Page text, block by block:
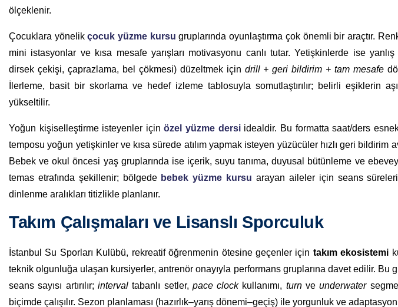
ölçeklenir.
Çocuklara yönelikçocuk yüzme kursu gruplarında oyunlaştırma çok önemli bir araçtır.
mini istasyonlar ve kısa mesafe yarışları motivasyonu canlı tutar. Yetişkinlerde ise yanlış
dirsek çekişi, çaprazlama, bel çökmesi) düzeltmek için drill + geri bildirim + tam mesafe
İlerleme, basit bir skorlama ve hedef izleme tablosuyla somutlaştırılır; belirli eşiklerin
yükseltilir.
Yoğun kişiselleştirme isteyenler içinözel yüzme dersiidealdir. Bu formatta saat/ders
temposu yoğun yetişkinler ve kısa sürede atılım yapmak isteyen yüzücüler hızlı geri bildirim
Bebek ve okul öncesi yaş gruplarında ise içerik, suyu tanıma, duyusal bütünleme ve
temas etrafında şekillenir; bölgede bebek yüzme kursu arayan aileler için seans
dinlenme aralıkları titizlikle planlanır.
Takım Çalışmaları ve Lisanslı Sporculuk
İstanbul Su Sporları Kulübü, rekreatif öğrenmenin ötesine geçenler için takım ekosistemi
teknik olgunluğa ulaşan kursiyerler, antrenör onayıyla performans gruplarına davet edilir. Bu
seans sayısı artırılır; intervaltabanlı setler, pace clockkullanımı, turnveunderwater
biçimde çalışılır. Sezon planlaması (hazırlık–yarış dönemi–geçiş) ile yorgunluk ve